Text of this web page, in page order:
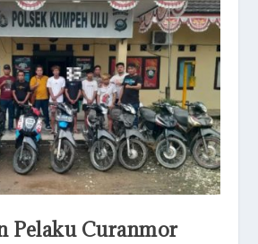
Pelaku Curanmor